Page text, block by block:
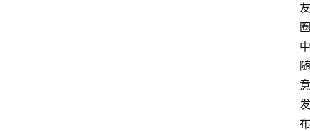
友
圈
中
随
意
发
布